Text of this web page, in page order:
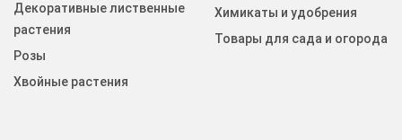
Декоративные лиственные
растения
Розы
Хвойные растения
Химикаты и удобрения
Товары для сада и огорода